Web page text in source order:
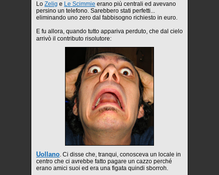
Lo Zelig e Le Scimmie erano più centrali ed avevano
persino un telefono. Sarebbero stati perfetti...
eliminando uno zero dal fabbisogno richiesto in euro.
E fu allora, quando tutto appariva perduto, che dal cielo
arrivò il contributo risolutore:
Uollano. Ci disse che, tranqui, conosceva un locale in
centro che ci avrebbe fatto pagare un cazzo perché
erano amici suoi ed era una figata quindi sborroh.